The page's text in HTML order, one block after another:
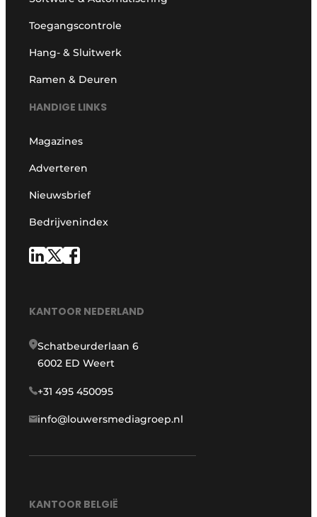
Toegangscontrole
Hang- & Sluitwerk
Ramen & Deuren
HANDIGE LINKS
Magazines
Adverteren
Nieuwsbrief
Bedrijvenindex
KANTOOR NEDERLAND
Schatbeurderlaan 6
6002 ED Weert
+31 495 450095
info@louwersmediagroep.nl
KANTOOR BELGIË